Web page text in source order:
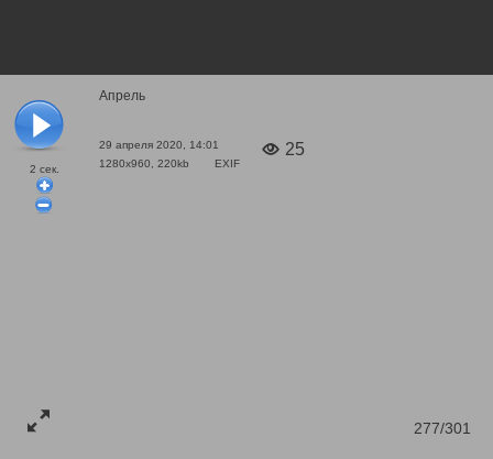
2 сек.
Апрель
29 апреля 2020, 14:01
1280x960, 220kb
EXIF
25
277/301